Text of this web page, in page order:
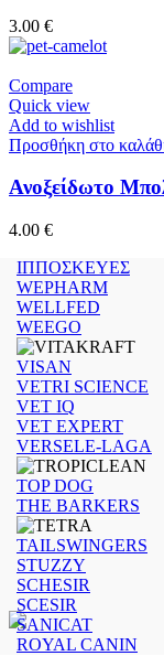
3.00 €
Compare
Quick view
Add to wishlist
Προσθήκη στο
Ανοξείδωτο
4.00 €
ΙΠΠΟΣΚΕΥΕΣ
WEPHARM
WELLFED
WEEGO
VISAN
VETRI SCIENCE
VET IQ
VET EXPERT
VERSELE-LAGA
TOP DOG
THE BARKERS
TAILSWINGERS
STUZZY
SCHESIR
SCESIR
SANICAT
ROYAL CANIN